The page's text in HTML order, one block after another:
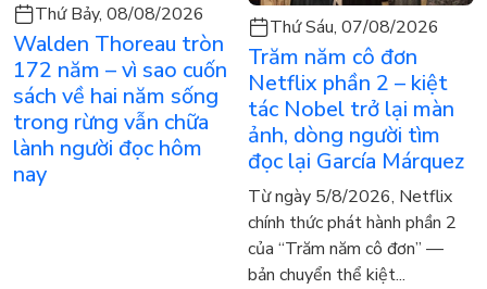
Thứ Bảy, 08/08/2026
Walden Thoreau tròn
172 năm – vì sao cuốn
sách về hai năm sống
trong rừng vẫn chữa
lành người đọc hôm
nay
Thứ Sáu, 07/08/2026
Trăm năm cô đơn
Netflix phần 2 – kiệt
tác Nobel trở lại màn
ảnh, dòng người tìm
đọc lại García Márquez
Từ ngày 5/8/2026, Netflix
chính thức phát hành phần 2
của “Trăm năm cô đơn” —
bản chuyển thể kiệt...